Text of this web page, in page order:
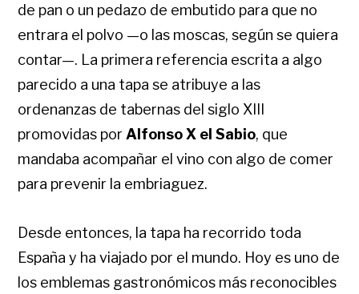
de pan o un pedazo de embutido para que no
entrara el polvo —o las moscas, según se quiera
contar—. La primera referencia escrita a algo
parecido a una tapa se atribuye a las
ordenanzas de tabernas del siglo XIII
promovidas por Alfonso X el Sabio, que
mandaba acompañar el vino con algo de comer
para prevenir la embriaguez.
Desde entonces, la tapa ha recorrido toda
España y ha viajado por el mundo. Hoy es uno de
los emblemas gastronómicos más reconocibles